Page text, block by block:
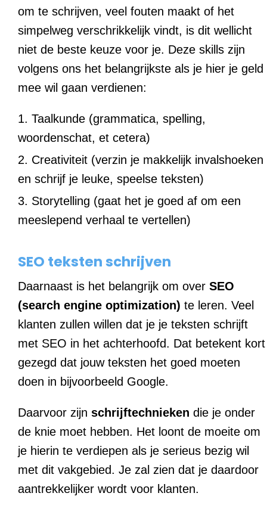
om te schrijven, veel fouten maakt of het
simpelweg verschrikkelijk vindt, is dit wellicht
niet de beste keuze voor je. Deze skills zijn
volgens ons het belangrijkste als je hier je geld
mee wil gaan verdienen:
Taalkunde (grammatica, spelling,
woordenschat, et cetera)
Creativiteit (verzin je makkelijk invalshoeken
en schrijf je leuke, speelse teksten)
Storytelling (gaat het je goed af om een
meeslepend verhaal te vertellen)
SEO teksten schrijven
Daarnaast is het belangrijk om over SEO
(search engine optimization) te leren. Veel
klanten zullen willen dat je je teksten schrijft
met SEO in het achterhoofd. Dat betekent kort
gezegd dat jouw teksten het goed moeten
doen in bijvoorbeeld Google.
Daarvoor zijn schrijftechnieken die je onder
de knie moet hebben. Het loont de moeite om
je hierin te verdiepen als je serieus bezig wil
met dit vakgebied. Je zal zien dat je daardoor
aantrekkelijker wordt voor klanten.